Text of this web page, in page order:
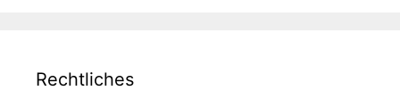
Rechtliches